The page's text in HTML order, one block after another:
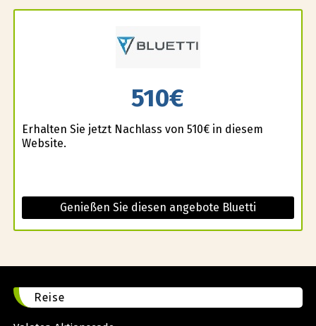
510€
Erhalten Sie jetzt Nachlass von 510€ in diesem
Website.
Genießen Sie diesen angebote Bluetti
Reise